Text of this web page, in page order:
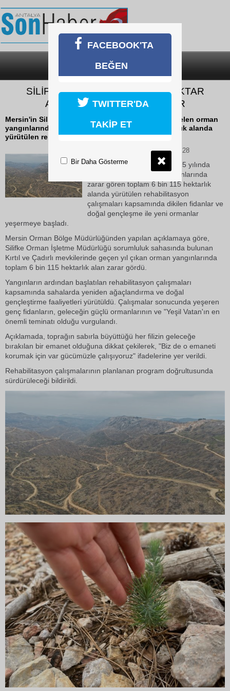
SON DAKİKA
SİLİFKE’DE YANAN 6 BİN 115 HEKTAR
ALANDA UMUT FİLİZLENİYOR
Mersin'in Silifke ilçesinde 2025 yılında meydana gelen orman
yangınlarında zarar gören toplam 6 bin 115 hektarlık alanda
yürütülen rehabilitasyon çalışmaları...
08 Temmuz 2026 Çarşamba 12:28
Mersin'in Silifke ilçesinde 2025 yılında
meydana gelen orman yangınlarında
zarar gören toplam 6 bin 115 hektarlık
alanda yürütülen rehabilitasyon
çalışmaları kapsamında dikilen fidanlar ve
doğal gençleşme ile yeni ormanlar
yeşermeye başladı.
Mersin Orman Bölge Müdürlüğünden yapılan açıklamaya göre,
Silifke Orman İşletme Müdürlüğü sorumluluk sahasında bulunan
Kırtıl ve Çadırlı mevkilerinde geçen yıl çıkan orman yangınlarında
toplam 6 bin 115 hektarlık alan zarar gördü.
Yangınların ardından başlatılan rehabilitasyon çalışmaları
kapsamında sahalarda yeniden ağaçlandırma ve doğal
gençleştirme faaliyetleri yürütüldü. Çalışmalar sonucunda yeşeren
genç fidanların, geleceğin güçlü ormanlarının ve "Yeşil Vatan'ın en
önemli teminatı olduğu vurgulandı.
Açıklamada, toprağın sabırla büyüttüğü her filizin geleceğe
bırakılan bir emanet olduğuna dikkat çekilerek, "Biz de o emaneti
korumak için var gücümüzle çalışıyoruz" ifadelerine yer verildi.
Rehabilitasyon çalışmalarının planlanan program doğrultusunda
sürdürüleceği bildirildi.
FACEBOOK'TA
BEĞEN
TWITTER'DA
TAKİP ET
Bir Daha Gösterme